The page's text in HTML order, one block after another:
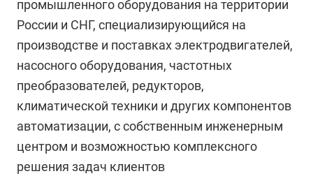
промышленного оборудования на территории
России и СНГ, специализирующийся на
производстве и поставках электродвигателей,
насосного оборудования, частотных
преобразователей, редукторов,
климатической техники и других компонентов
автоматизации, с собственным инженерным
центром и возможностью комплексного
решения задач клиентов